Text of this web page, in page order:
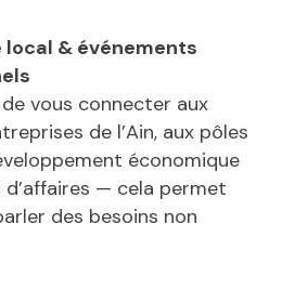
local & événements
vous connecter aux
de l’Ain, aux pôles
économique
d’affaires — cela permet
des besoins non